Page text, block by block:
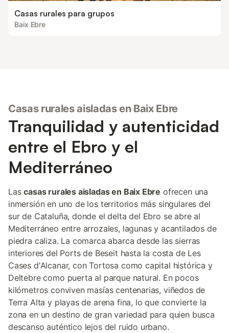
Casas rurales para grupos
Baix Ebre
Casas rurales aisladas en Baix Ebre
Tranquilidad y autenticidad
entre el Ebro y el
Mediterráneo
Lascasas rurales aisladas en Baix Ebre ofrecen una
inmersión en uno de los territorios más singulares del
sur de Cataluña, donde el delta del Ebro se abre al
Mediterráneo entre arrozales, lagunas y acantilados de
piedra caliza. La comarca abarca desde las sierras
interiores del Ports de Beseit hasta la costa de Les
Cases d'Alcanar, con Tortosa como capital histórica y
Deltebre como puerta al parque natural. En pocos
kilómetros conviven masías centenarias, viñedos de
Terra Alta y playas de arena fina, lo que convierte la
zona en un destino de gran variedad para quien busca
descanso auténtico lejos del ruido urbano.